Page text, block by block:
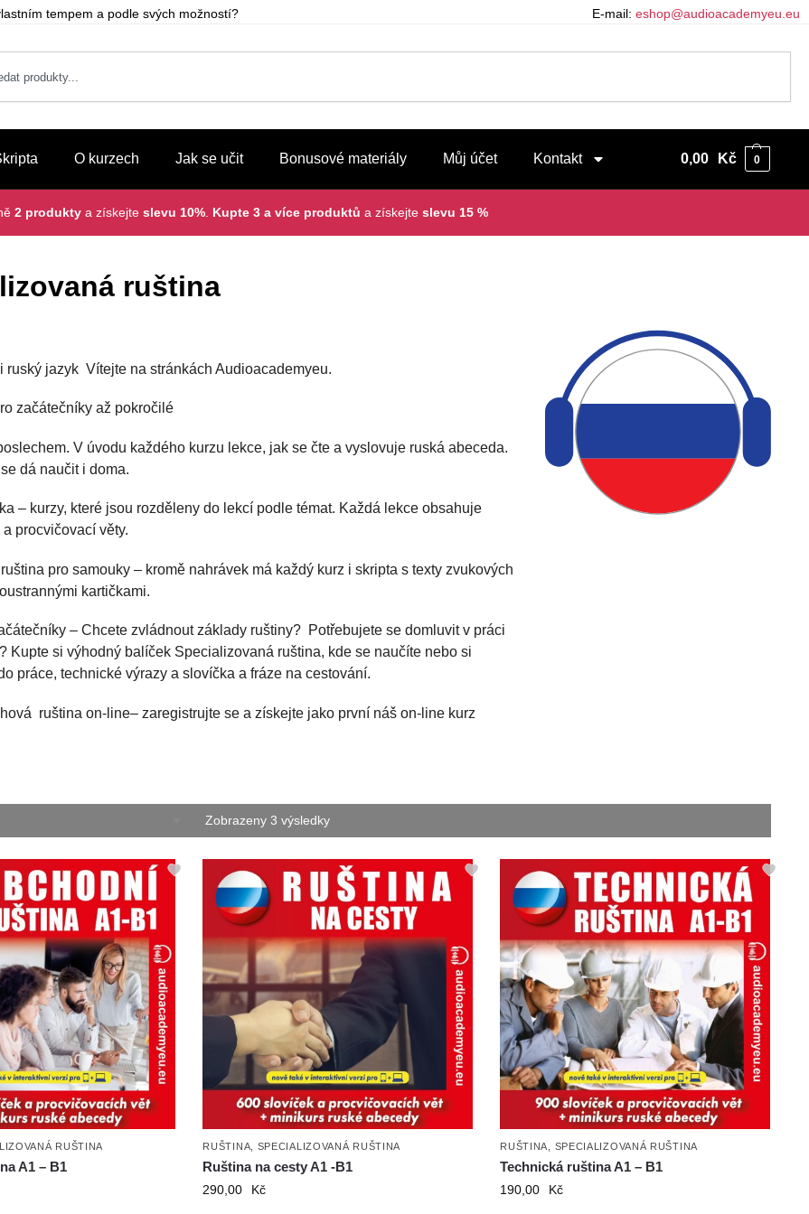
tempem a podle svých možností? E-mail: eshop@audioacademyeu.eu
O kurzech Jak se učit Bonusové materiály Můj účet Kontakt 0,00 Kč 0
2 produkty a získejte slevu 10% Kupte 3 a více produktů a získejte slevu 15 %
ruština
ruský jazyk Vítejte na stránkách Audioacademyeu.
začátečníky až pokročilé
V úvodu každého kurzu lekce, jak se čte a vyslovuje ruská abeceda.
dá naučit i doma.
– kurzy, které jsou rozděleny do lekcí podle témat. Každá lekce obsahuje
procvičovací věty.
pro samouky – kromě nahrávek má každý kurz i skripta s texty zvukových
kartičkami.
– Chcete zvládnout základy ruštiny? Potřebujete se domluvit v práci
Kupte si výhodný balíček Specializovaná ruština, kde se naučíte nebo si
práce, technické výrazy a slovíčka a fráze na cestování.
ruština on-line– zaregistrujte se a získejte jako první náš on-line kurz
Zobrazeny 3 výsledky
RUŠTINA
A1 – B1
RUŠTINA SPECIALIZOVANÁ RUŠTINA
Ruština na cesty A1 -B1
290,00 Kč
RUŠTINA SPECIALIZOVANÁ RUŠTINA
Technická ruština A1 – B1
190,00 Kč